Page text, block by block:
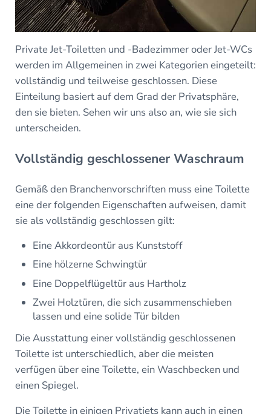
Private Jet-Toiletten und -Badezimmer oder Jet-WCs
werden im Allgemeinen in zwei Kategorien eingeteilt:
vollständig und teilweise geschlossen. Diese
Einteilung basiert auf dem Grad der Privatsphäre,
den sie bieten. Sehen wir uns also an, wie sie sich
unterscheiden.
Vollständig geschlossener Waschraum
Gemäß den Branchenvorschriften muss eine Toilette
eine der folgenden Eigenschaften aufweisen, damit
sie als vollständig geschlossen gilt:
Eine Akkordeontür aus Kunststoff
Eine hölzerne Schwingtür
Eine Doppelflügeltür aus Hartholz
Zwei Holztüren, die sich zusammenschieben
lassen und eine solide Tür bilden
Die Ausstattung einer vollständig geschlossenen
Toilette ist unterschiedlich, aber die meisten
verfügen über eine Toilette, ein Waschbecken und
einen Spiegel.
Die Toilette in einigen Privatjets kann auch in einen